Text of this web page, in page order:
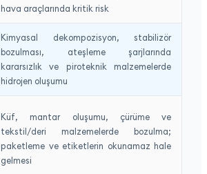
hava araçlarında kritik risk
Kimyasal dekompozisyon, stabilizör
bozulması, ateşleme şarjlarında
kararsızlık ve piroteknik malzemelerde
hidrojen oluşumu
Küf, mantar oluşumu, çürüme ve
tekstil/deri malzemelerde bozulma;
paketleme ve etiketlerin okunamaz hale
gelmesi